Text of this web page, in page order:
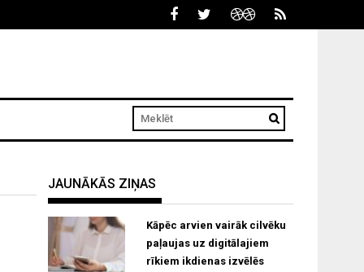
JAUNĀKĀS ZIŅAS
Kāpēc arvien vairāk cilvēku
paļaujas uz digitālajiem
rīkiem ikdienas izvēlēs